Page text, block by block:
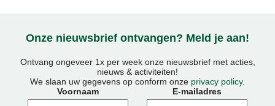
Onze nieuwsbrief ontvangen? Meld je aan!
Ontvang ongeveer 1x per week onze nieuwsbrief met acties,
nieuws & activiteiten!
We slaan uw gegevens op conform onze privacy policy.
Voornaam
E-mailadres